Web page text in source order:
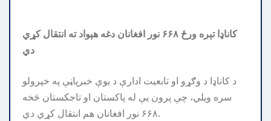
کاناډا تېره ورځ ۶۶۸ نور افغانان دغه هېواد ته انتقال کړي
‏د کاناډا د وګړو او تابعيت ادارې د يوې خبرپاڼې په خپرولو
سره ويلي، چې پرون يې له پاکستان او تاجکستان څخه
۶۶۸ نور افغانان هم انتقال کړي دي.